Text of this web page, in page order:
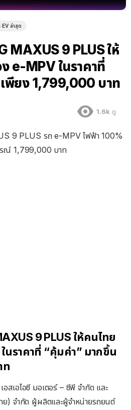
EV ล่าสุด
MAXUS 9 PLUS ให้
e-MPV ในราคาที่
พียง 1,799,000 บาท
1.6k ดู
9 PLUS รถ e-MPV ไฟฟ้า 100%
รณ์ 1,799,000 บาท
9 PLUS ให้คนไทย
นราคาที่ “คุ้มค่า” มากขึ้น
ท
เอไอซี มอเตอร์ – ซีพี จำกัด และ
ย) จำกัด ผู้ผลิตและผู้จำหน่ายรถยนต์